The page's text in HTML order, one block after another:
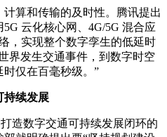
算和传输的及时性。腾讯提出
云化核心网、4G/5G 混合应
，实现整个数字孪生的低延时
界发生交通事件，到数字时空
仅在百毫秒级。”
持续发展
造数字交通可持续发展闭环的